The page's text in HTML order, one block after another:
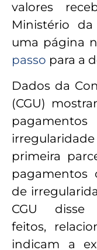
valores
Ministério
uma página
passo para a
Dados da
(CGU)
primeira
pagamentos
de
CGU
feitos,
indicam a